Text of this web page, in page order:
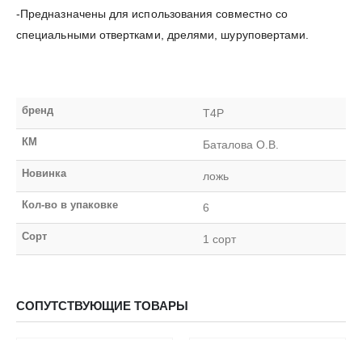
-Предназначены для использования совместно со
специальными отвертками, дрелями, шуруповертами.
бренд Т4Р
КМ Баталова О.В.
Новинка ложь
Кол-во в упаковке 6
Сорт 1 сорт
СОПУТСТВУЮЩИЕ ТОВАРЫ